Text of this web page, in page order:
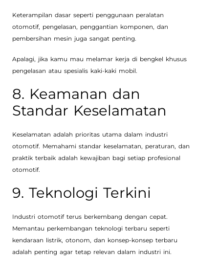
Keterampilan dasar seperti penggunaan peralatan
otomotif, pengelasan, penggantian komponen, dan
pembersihan mesin juga sangat penting.
Apalagi, jika kamu mau melamar kerja di bengkel khusus
pengelasan atau spesialis kaki-kaki mobil.
8. Keamanan dan
Standar Keselamatan
Keselamatan adalah prioritas utama dalam industri
otomotif. Memahami standar keselamatan, peraturan, dan
praktik terbaik adalah kewajiban bagi setiap profesional
otomotif.
9. Teknologi Terkini
Industri otomotif terus berkembang dengan cepat.
Memantau perkembangan teknologi terbaru seperti
kendaraan listrik, otonom, dan konsep-konsep terbaru
adalah penting agar tetap relevan dalam industri ini.